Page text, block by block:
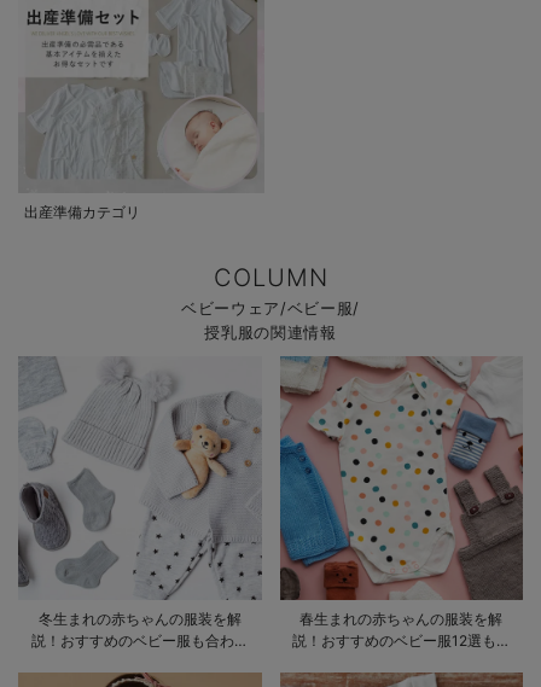
出産準備カテゴリ
COLUMN
ベビーウェア/ベビー服/
授乳服の関連情報
冬生まれの赤ちゃんの服装を解
説！おすすめのベビー服も合わせ
春生まれの赤ちゃんの服装を解
説！おすすめのベビー服12選も合